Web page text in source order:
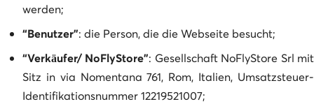
werden;
“Benutzer”: die Person, die die Webseite besucht;
“Verkäufer/ NoFlyStore”: Gesellschaft NoFlyStore Srl mit
Sitz in via Nomentana 761, Rom, Italien, Umsatzsteuer-
Identifikationsnummer 12219521007;